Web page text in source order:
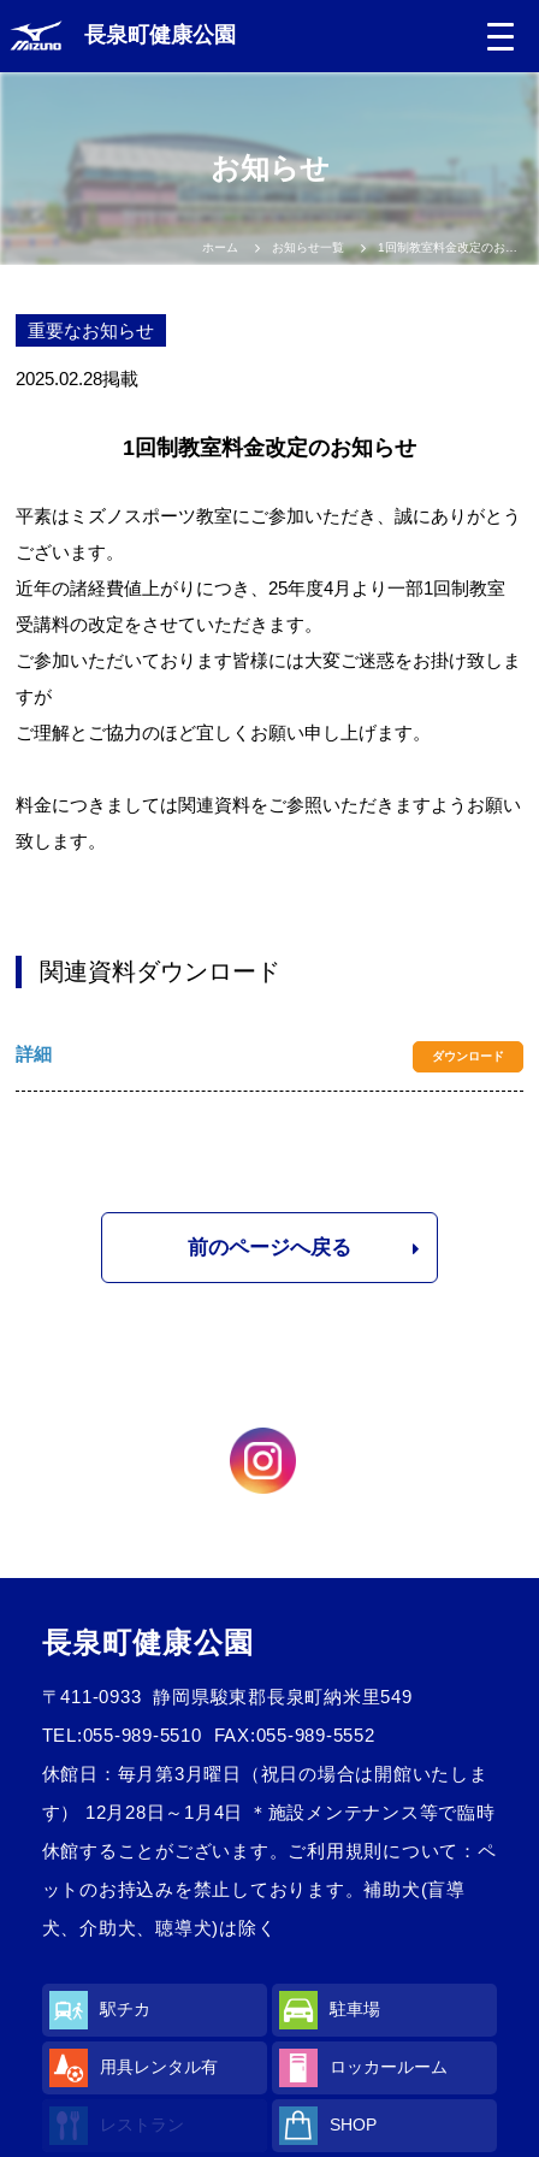
長泉町健康公園
お知らせ
ホーム お知らせ一覧
重要なお知らせ
2025.02.28掲載
1回制教室料金改定のお知らせ
平素はミズノスポーツ教室にご参加いただき、誠にありがとう
ございます。
近年の諸経費値上がりにつき、25年度4月より一部1回制教室
受講料の改定をさせていただきます。
ご参加いただいております皆様には大変ご迷惑をお掛け致しま
すが
ご理解とご協力のほど宜しくお願い申し上げます。
料金につきましては関連資料をご参照いただきますようお願い
致します。
関連資料ダウンロード
詳細 ダウンロード
前のページへ戻る
長泉町健康公園
〒411-0933
静岡県駿東郡長泉町納米里549
TEL:055-989-5510
FAX:055-989-5552
休館日：毎月第3月曜日（祝日の場合は開館いたしま
す） 12月28日～1月4日 ＊施設メンテナンス等で臨時
休館することがございます。ご利用規則について：ペ
ットのお持込みを禁止しております。補助犬(盲導
犬、介助犬、聴導犬)は除く
駅チカ 駐車場
用具レンタル有 ロッカールーム
レストラン SHOP